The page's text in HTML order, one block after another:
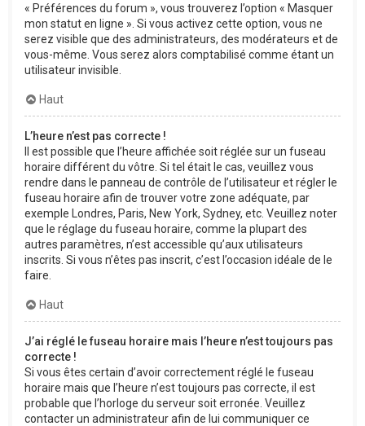
« Préférences du forum », vous trouverez l’option « Masquer
mon statut en ligne ». Si vous activez cette option, vous ne
serez visible que des administrateurs, des modérateurs et de
vous-même. Vous serez alors comptabilisé comme étant un
utilisateur invisible.
Haut
L’heure n’est pas correcte !
Il est possible que l’heure affichée soit réglée sur un fuseau
horaire différent du vôtre. Si tel était le cas, veuillez vous
rendre dans le panneau de contrôle de l’utilisateur et régler le
fuseau horaire afin de trouver votre zone adéquate, par
exemple Londres, Paris, New York, Sydney, etc. Veuillez noter
que le réglage du fuseau horaire, comme la plupart des
autres paramètres, n’est accessible qu’aux utilisateurs
inscrits. Si vous n’êtes pas inscrit, c’est l’occasion idéale de le
faire.
Haut
J’ai réglé le fuseau horaire mais l’heure n’est toujours pas
correcte !
Si vous êtes certain d’avoir correctement réglé le fuseau
horaire mais que l’heure n’est toujours pas correcte, il est
probable que l’horloge du serveur soit erronée. Veuillez
contacter un administrateur afin de lui communiquer ce